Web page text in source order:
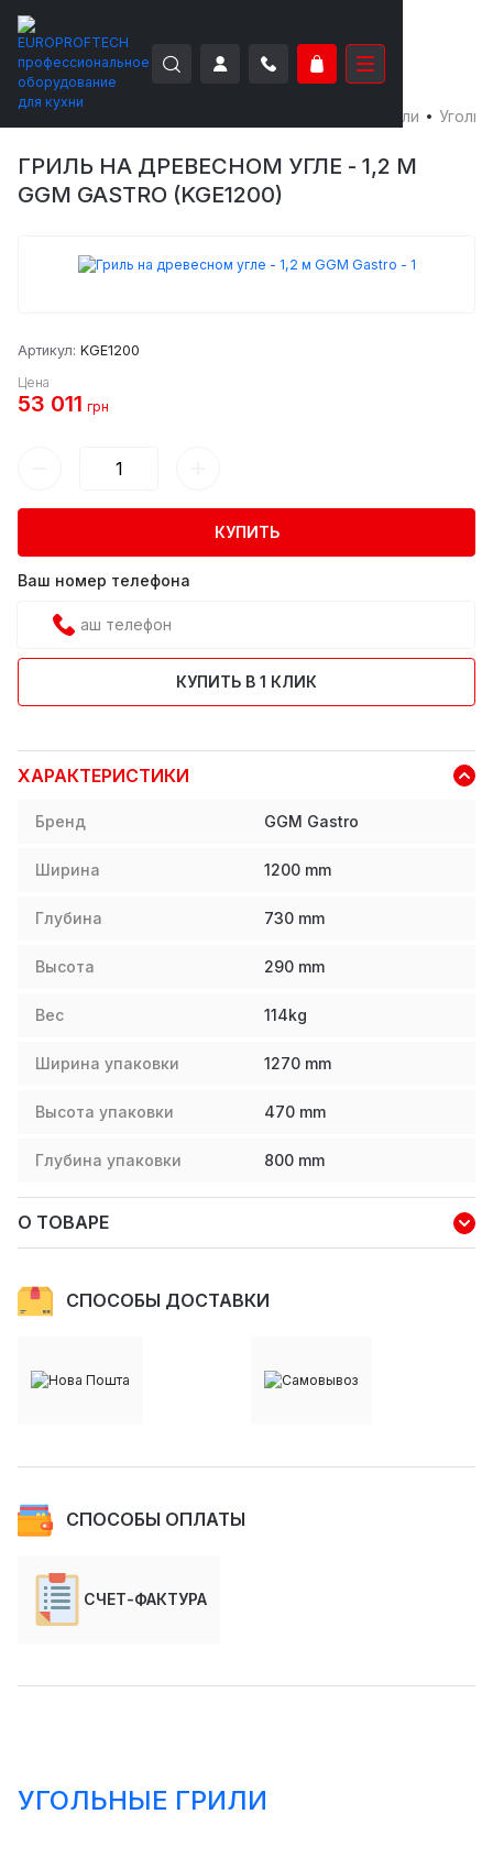
EUROPROFTECH Грили
ГРИЛЬ НА ДРЕВЕСНОМ УГЛЕ - 1,2 М
GGM GASTRO (KGE1200)
Артикул: KGE1200
Цена
53 011 грн
КУПИТЬ
Ваш номер телефона
КУПИТЬ В 1 КЛИК
ХАРАКТЕРИСТИКИ
Бренд GGM Gastro
Ширина 1200 mm
Глубина 730 mm
Высота 290 mm
Вес 114kg
Ширина упаковки 1270 mm
Высота упаковки 470 mm
Глубина упаковки 800 mm
О ТОВАРЕ
СПОСОБЫ ДОСТАВКИ
СПОСОБЫ ОПЛАТЫ
СЧЕТ-ФАКТУРА
УГОЛЬНЫЕ ГРИЛИ